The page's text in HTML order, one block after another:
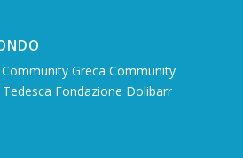
Community Greca Community
Fondazione Dolibarr